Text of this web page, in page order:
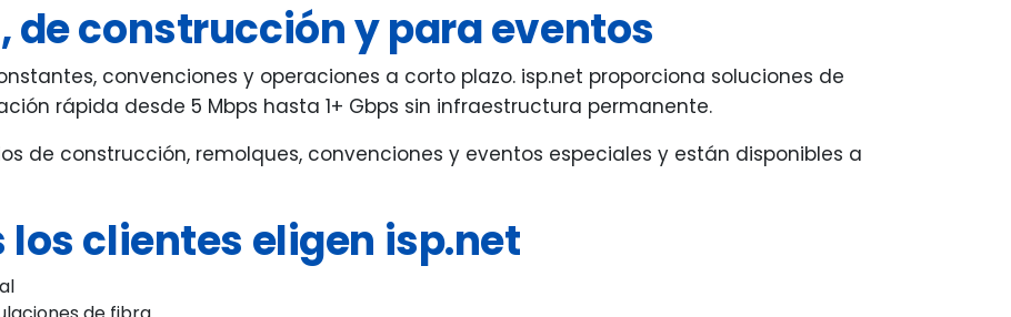
construcción y para eventos
convenciones y operaciones a corto plazo. isp.net proporciona soluciones de
rápida desde 5 Mbps hasta 1+ Gbps sin infraestructura permanente.
de construcción, remolques, convenciones y eventos especiales y están disponibles a
los clientes eligen isp.net